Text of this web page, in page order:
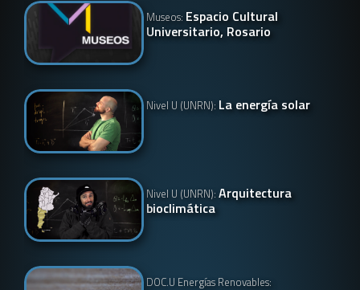
Museos: Espacio Cultural
Universitario, Rosario
Nivel U (UNRN): La energía solar
Nivel U (UNRN):Arquitectura
bioclimática
DOC.U Energías Renovables: